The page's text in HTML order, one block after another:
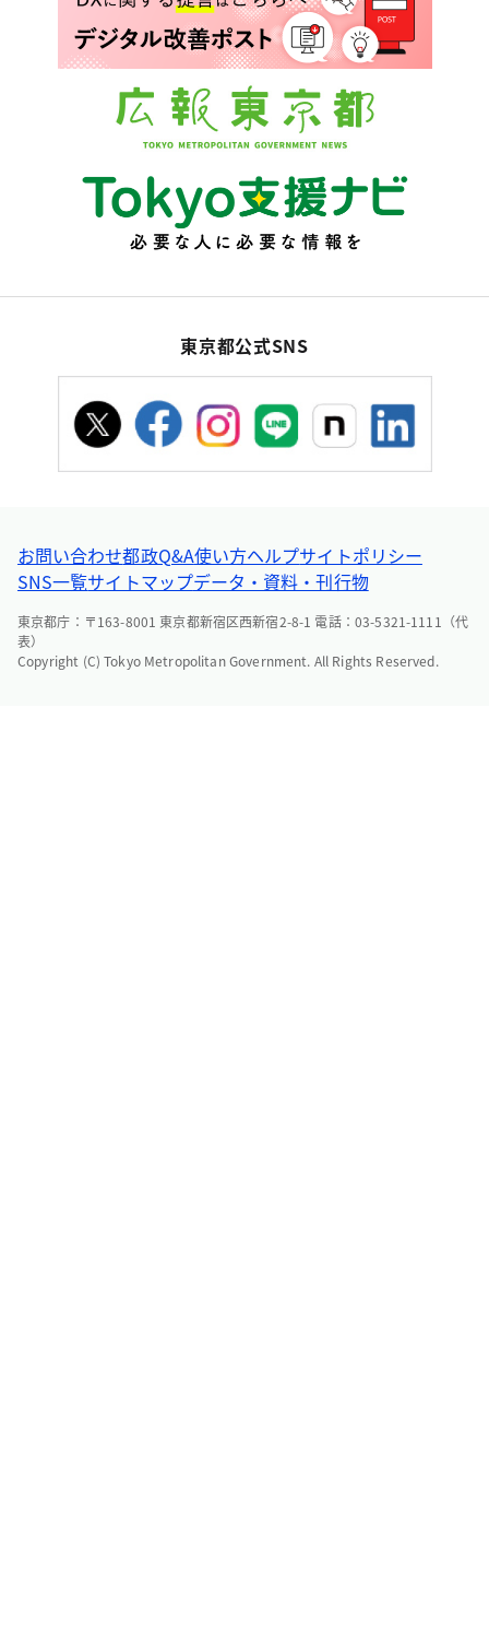
東京都公式SNS
お問い合わせ都政Q&A使い方ヘルプサイトポリシー
SNS一覧サイトマップデータ・資料・刊行物
東京都庁：〒163-8001 東京都新宿区西新宿2-8-1 電話：03-5321-1111（代
表）
Copyright (C) Tokyo Metropolitan Government. All Rights Reserved.